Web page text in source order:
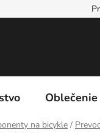
Oblečenie
na bicykle /